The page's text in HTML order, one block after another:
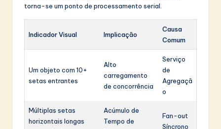
torna-se um ponto de processamento serial.
Indicador Visual Implicação
Causa
Comum
Um objeto com 10+
setas entrantes
Alto
carregamento
de concorrência
Serviço
de
Agregaçã
o
Múltiplas setas
horizontais longas
Acúmulo de
Tempo de
Fan-out
Síncrono